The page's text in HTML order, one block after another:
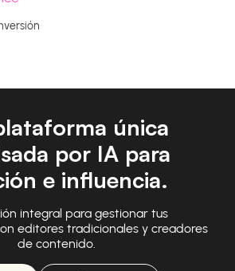
única
por IA para
e influencia.
integral para gestionar tus
editores tradicionales y creadores
de contenido.